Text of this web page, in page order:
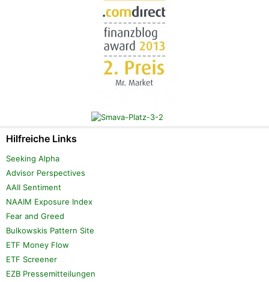
Hilfreiche Links
Seeking Alpha
Advisor Perspectives
AAII Sentiment
NAAIM Exposure Index
Fear and Greed
Bulkowskis Pattern Site
ETF Money Flow
ETF Screener
EZB Pressemitteilungen